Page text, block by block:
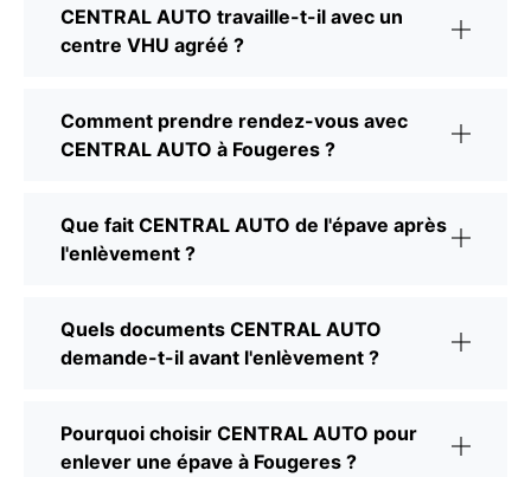
CENTRAL AUTO travaille-t-il avec un
centre VHU agréé ?
Comment prendre rendez-vous avec
CENTRAL AUTO à Fougeres ?
Que fait CENTRAL AUTO de l'épave après
l'enlèvement ?
Quels documents CENTRAL AUTO
demande-t-il avant l'enlèvement ?
Pourquoi choisir CENTRAL AUTO pour
enlever une épave à Fougeres ?